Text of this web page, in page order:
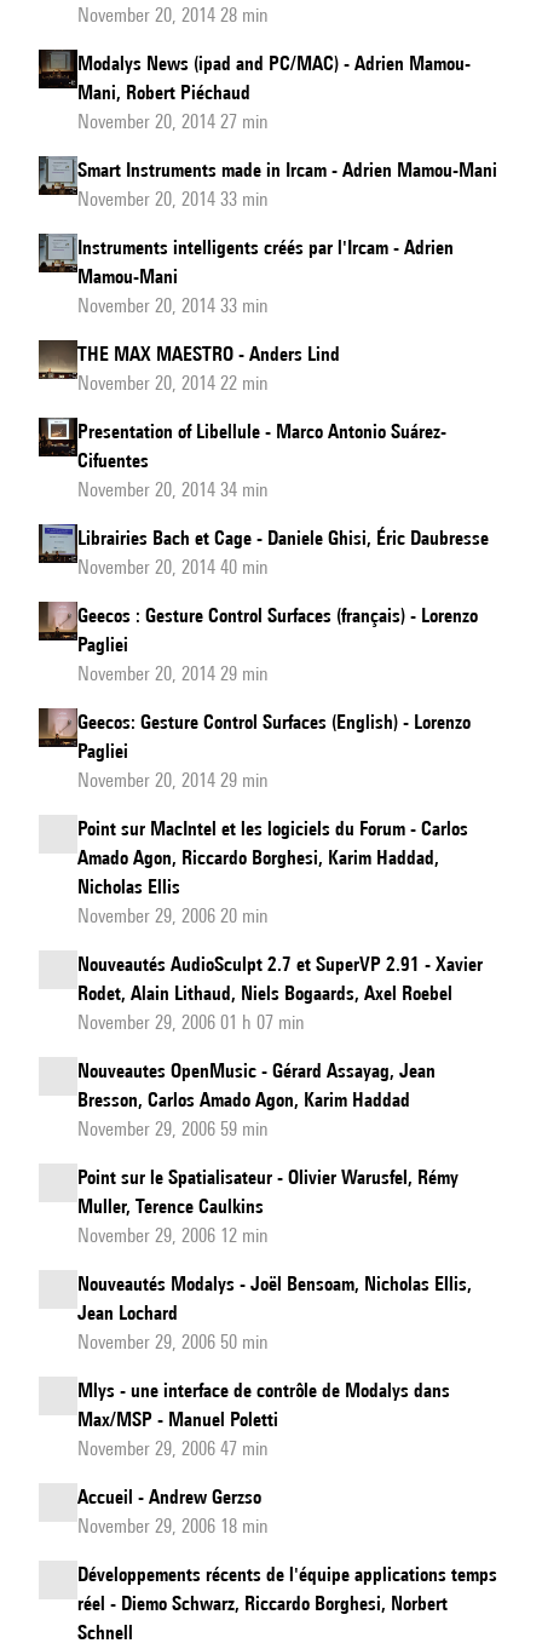
November 20, 2014 28 min
Modalys News (ipad and PC/MAC) - Adrien Mamou-
Mani, Robert Piéchaud
November 20, 2014 27 min
Smart Instruments made in Ircam - Adrien Mamou-Mani
November 20, 2014 33 min
Instruments intelligents créés par l'Ircam - Adrien
Mamou-Mani
November 20, 2014 33 min
THE MAX MAESTRO - Anders Lind
November 20, 2014 22 min
Presentation of Libellule - Marco Antonio Suárez-
Cifuentes
November 20, 2014 34 min
Librairies Bach et Cage - Daniele Ghisi, Éric Daubresse
November 20, 2014 40 min
Geecos : Gesture Control Surfaces (français) - Lorenzo
Pagliei
November 20, 2014 29 min
Geecos: Gesture Control Surfaces (English) - Lorenzo
Pagliei
November 20, 2014 29 min
Point sur MacIntel et les logiciels du Forum - Carlos
Amado Agon, Riccardo Borghesi, Karim Haddad,
Nicholas Ellis
November 29, 2006 20 min
Nouveautés AudioSculpt 2.7 et SuperVP 2.91 - Xavier
Rodet, Alain Lithaud, Niels Bogaards, Axel Roebel
November 29, 2006 01 h 07 min
Nouveautes OpenMusic - Gérard Assayag, Jean
Bresson, Carlos Amado Agon, Karim Haddad
November 29, 2006 59 min
Point sur le Spatialisateur - Olivier Warusfel, Rémy
Muller, Terence Caulkins
November 29, 2006 12 min
Nouveautés Modalys - Joël Bensoam, Nicholas Ellis,
Jean Lochard
November 29, 2006 50 min
Mlys - une interface de contrôle de Modalys dans
Max/MSP - Manuel Poletti
November 29, 2006 47 min
Accueil - Andrew Gerzso
November 29, 2006 18 min
Développements récents de l'équipe applications temps
réel - Diemo Schwarz, Riccardo Borghesi, Norbert
Schnell